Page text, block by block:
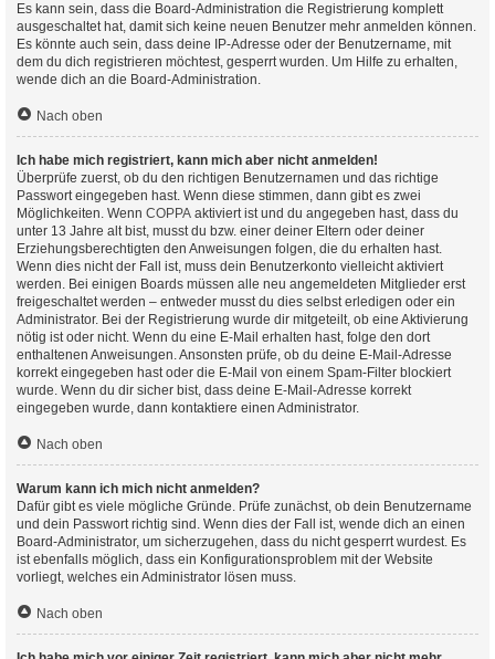
Es kann sein, dass die Board-Administration die Registrierung komplett
ausgeschaltet hat, damit sich keine neuen Benutzer mehr anmelden können.
Es könnte auch sein, dass deine IP-Adresse oder der Benutzername, mit
dem du dich registrieren möchtest, gesperrt wurden. Um Hilfe zu erhalten,
wende dich an die Board-Administration.
Nach oben
Ich habe mich registriert, kann mich aber nicht anmelden!
Überprüfe zuerst, ob du den richtigen Benutzernamen und das richtige
Passwort eingegeben hast. Wenn diese stimmen, dann gibt es zwei
Möglichkeiten. Wenn COPPA aktiviert ist und du angegeben hast, dass du
unter 13 Jahre alt bist, musst du bzw. einer deiner Eltern oder deiner
Erziehungsberechtigten den Anweisungen folgen, die du erhalten hast.
Wenn dies nicht der Fall ist, muss dein Benutzerkonto vielleicht aktiviert
werden. Bei einigen Boards müssen alle neu angemeldeten Mitglieder erst
freigeschaltet werden – entweder musst du dies selbst erledigen oder ein
Administrator. Bei der Registrierung wurde dir mitgeteilt, ob eine Aktivierung
nötig ist oder nicht. Wenn du eine E-Mail erhalten hast, folge den dort
enthaltenen Anweisungen. Ansonsten prüfe, ob du deine E-Mail-Adresse
korrekt eingegeben hast oder die E-Mail von einem Spam-Filter blockiert
wurde. Wenn du dir sicher bist, dass deine E-Mail-Adresse korrekt
eingegeben wurde, dann kontaktiere einen Administrator.
Nach oben
Warum kann ich mich nicht anmelden?
Dafür gibt es viele mögliche Gründe. Prüfe zunächst, ob dein Benutzername
und dein Passwort richtig sind. Wenn dies der Fall ist, wende dich an einen
Board-Administrator, um sicherzugehen, dass du nicht gesperrt wurdest. Es
ist ebenfalls möglich, dass ein Konfigurationsproblem mit der Website
vorliegt, welches ein Administrator lösen muss.
Nach oben